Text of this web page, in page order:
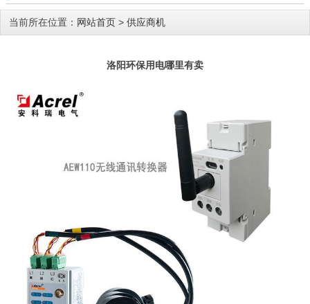
当前所在位置： 网站首页 > 供应商机
洛阳环保用电哪里有卖